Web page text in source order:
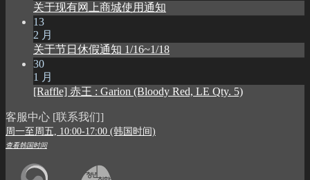
关于现有网上商城使用通知
13
2 月
关于节日休假通知 1/16~1/18
30
1 月
[Raffle] 赤王 : Garion (Bloody Red, LE Qty. 5)
客服中心 [联系我们]
周一至周五, 10:00-17:00 (韩国时间)
查看韩国时间